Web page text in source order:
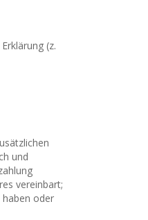
(z.
und
vereinbart;
haben oder